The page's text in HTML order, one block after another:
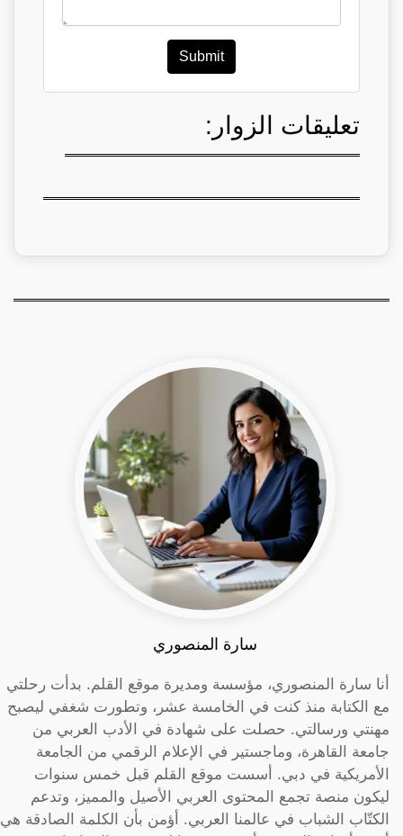
Submit
تعليقات الزوار:
سارة المنصوري
أنا سارة المنصوري، مؤسسة ومديرة موقع القلم. بدأت رحلتي
مع الكتابة منذ كنت في الخامسة عشر، وتطورت شغفي ليصبح
مهنتي ورسالتي. حصلت على شهادة في الأدب العربي من
جامعة القاهرة، وماجستير في الإعلام الرقمي من الجامعة
الأمريكية في دبي. أسست موقع القلم قبل خمس سنوات
ليكون منصة تجمع المحتوى العربي الأصيل والمميز، وتدعم
الكتّاب الشباب في عالمنا العربي. أؤمن بأن الكلمة الصادقة هي